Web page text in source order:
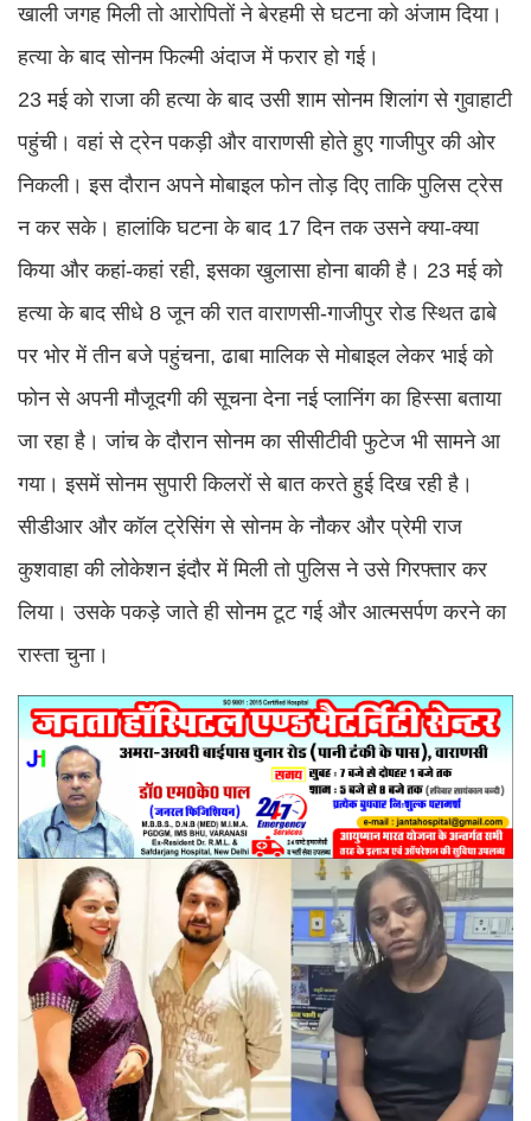
खाली जगह मिली तो आरोपितों ने बेरहमी से घटना को अंजाम दिया।
हत्या के बाद सोनम फिल्मी अंदाज में फरार हो गई।
23 मई को राजा की हत्या के बाद उसी शाम सोनम शिलांग से गुवाहाटी
पहुंची। वहां से ट्रेन पकड़ी और वाराणसी होते हुए गाजीपुर की ओर
निकली। इस दौरान अपने मोबाइल फोन तोड़ दिए ताकि पुलिस ट्रेस
न कर सके। हालांकि घटना के बाद 17 दिन तक उसने क्या-क्या
किया और कहां-कहां रही, इसका खुलासा होना बाकी है। 23 मई को
हत्या के बाद सीधे 8 जून की रात वाराणसी-गाजीपुर रोड स्थित ढाबे
पर भोर में तीन बजे पहुंचना, ढाबा मालिक से मोबाइल लेकर भाई को
फोन से अपनी मौजूदगी की सूचना देना नई प्लानिंग का हिस्सा बताया
जा रहा है। जांच के दौरान सोनम का सीसीटीवी फुटेज भी सामने आ
गया। इसमें सोनम सुपारी किलरों से बात करते हुई दिख रही है।
सीडीआर और कॉल ट्रेसिंग से सोनम के नौकर और प्रेमी राज
कुशवाहा की लोकेशन इंदौर में मिली तो पुलिस ने उसे गिरफ्तार कर
लिया। उसके पकड़े जाते ही सोनम टूट गई और आत्मसर्पण करने का
रास्ता चुना।